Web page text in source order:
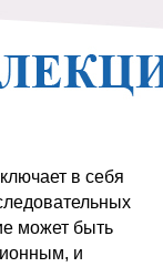
в себя
может быть
и